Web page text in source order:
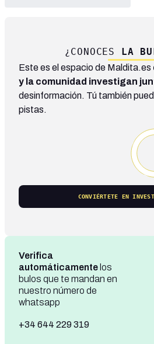
¿CONOCES LA
Este es el espacio de Maldita.es
y la comunidad investigan
desinformación. Tú también
pistas.
CONVIÉRTETE EN
Verifica
automáticamente los
bulos que te mandan en
nuestro número de
whatsapp
+34 644 229 319